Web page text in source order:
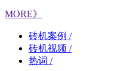
MORE》
砖机案例 /
砖机视频 /
热词 /